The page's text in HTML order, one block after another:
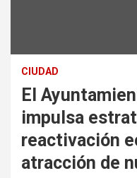
CIUDAD
El
impulsa
reactivación
atracción de